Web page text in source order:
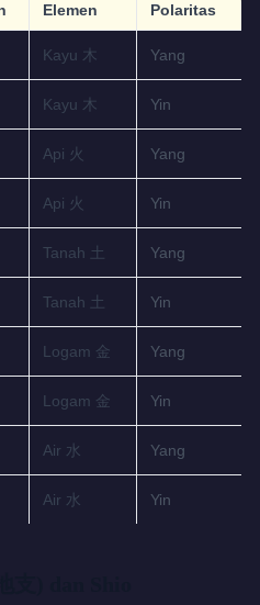
Elemen Polaritas
Kayu 木 Yang
Kayu 木 Yin
Api 火 Yang
Api 火 Yin
Tanah 土 Yang
Tanah 土 Yin
Logam 金 Yang
Logam 金 Yin
Air 水 Yang
Air 水 Yin